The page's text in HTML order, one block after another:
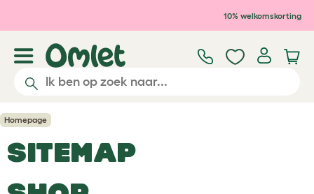
10% welkomskorting
Homepage
SITEMAP